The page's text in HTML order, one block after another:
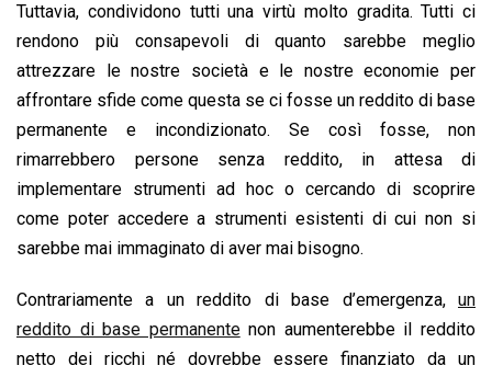
Tuttavia, condividono tutti una virtù molto gradita. Tutti ci
rendono più consapevoli di quanto sarebbe meglio
attrezzare le nostre società e le nostre economie per
affrontare sfide come questa se ci fosse un reddito di base
permanente e incondizionato. Se così fosse, non
rimarrebbero persone senza reddito, in attesa di
implementare strumenti ad hoc o cercando di scoprire
come poter accedere a strumenti esistenti di cui non si
sarebbe mai immaginato di aver mai bisogno.
Contrariamente a un reddito di base d’emergenza, un
reddito di base permanentenon aumenterebbe il reddito
netto dei ricchi né dovrebbe essere finanziato da un